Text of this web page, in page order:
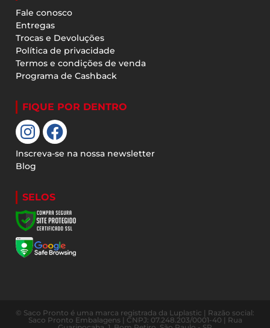
Fale conosco
Entregas
Trocas e Devoluções
Política de privacidade
Termos e condições de venda
Programa de Cashback
FIQUE POR DENTRO
Inscreva-se na nossa newsletter
Blog
SELOS
© Saco Pronto é uma marca registrada da Luplastic | Razão social:
Saco Pronto Embalagens | CNPJ: 07.248.203/0001-40 | Rua